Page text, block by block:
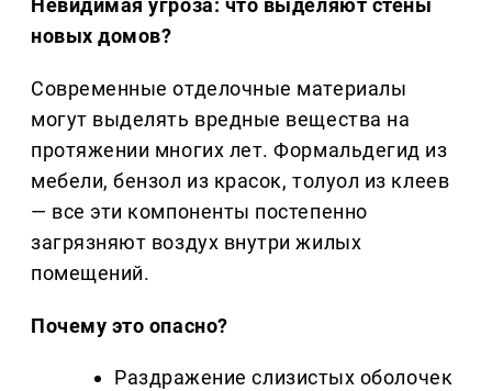
Невидимая угроза: что выделяют стены
новых домов?
Современные отделочные материалы
могут выделять вредные вещества на
протяжении многих лет. Формальдегид из
мебели, бензол из красок, толуол из клеев
— все эти компоненты постепенно
загрязняют воздух внутри жилых
помещений.
Почему это опасно?
Раздражение слизистых оболочек